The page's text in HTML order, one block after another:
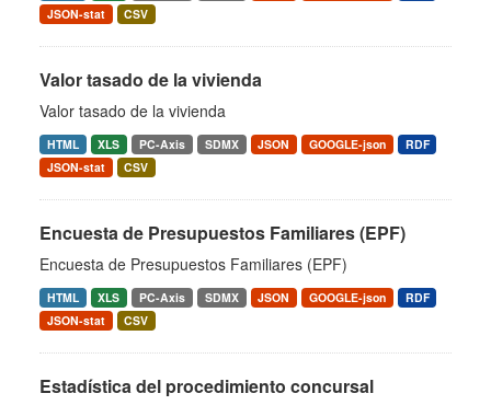
JSON-stat
CSV
Valor tasado de la vivienda
Valor tasado de la vivienda
HTML XLS PC-Axis SDMX JSON GOOGLE-json
RDF
JSON-stat
CSV
Encuesta de Presupuestos Familiares (EPF)
Encuesta de Presupuestos Familiares (EPF)
HTML XLS PC-Axis SDMX JSON GOOGLE-json
RDF
JSON-stat
CSV
Estadística del procedimiento concursal